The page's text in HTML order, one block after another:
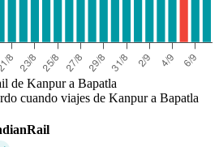
de Kanpur a Bapatla
cuando viajes de Kanpur a Bapatla